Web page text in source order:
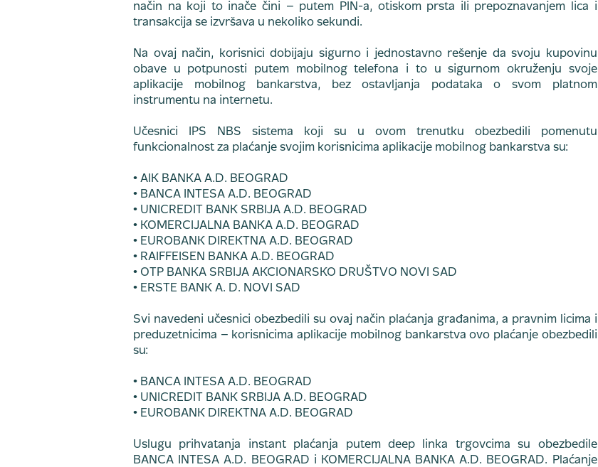
način na koji to inače čini – putem PIN-a, otiskom prsta ili prepoznavanjem lica i
transakcija se izvršava u nekoliko sekundi.
Na ovaj način, korisnici dobijaju sigurno i jednostavno rešenje da svoju kupovinu
obave u potpunosti putem mobilnog telefona i to u sigurnom okruženju svoje
aplikacije mobilnog bankarstva, bez ostavljanja podataka o svom platnom
instrumentu na internetu.
Učesnici IPS NBS sistema koji su u ovom trenutku obezbedili pomenutu
funkcionalnost za plaćanje svojim korisnicima aplikacije mobilnog bankarstva su:
• AIK BANKA A.D. BEOGRAD
• BANCA INTESA A.D. BEOGRAD
• UNICREDIT BANK SRBIJA A.D. BEOGRAD
• KOMERCIJALNA BANKA A.D. BEOGRAD
• EUROBANK DIREKTNA A.D. BEOGRAD
• RAIFFEISEN BANKA A.D. BEOGRAD
• OTP BANKA SRBIJA AKCIONARSKO DRUŠTVO NOVI SAD
• ERSTE BANK A. D. NOVI SAD
Svi navedeni učesnici obezbedili su ovaj način plaćanja građanima, a pravnim licima i
preduzetnicima – korisnicima aplikacije mobilnog bankarstva ovo plaćanje obezbedili
su:
• BANCA INTESA A.D. BEOGRAD
• UNICREDIT BANK SRBIJA A.D. BEOGRAD
• EUROBANK DIREKTNA A.D. BEOGRAD
Uslugu prihvatanja instant plaćanja putem deep linka trgovcima su obezbedile
BANCA INTESA A.D. BEOGRAD i KOMERCIJALNA BANKA A.D. BEOGRAD. Plaćanje